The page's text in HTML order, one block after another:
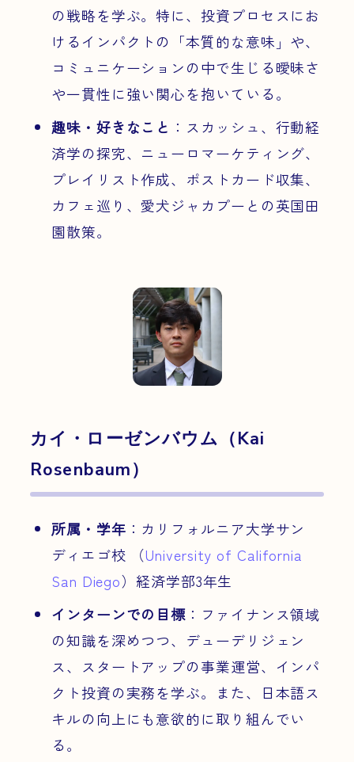
の戦略を学ぶ。特に、投資プロセスにお
けるインパクトの「本質的な意味」や、
コミュニケーションの中で生じる曖昧さ
や一貫性に強い関心を抱いている。
趣味・好きなこと ：スカッシュ、行動経
済学の探究、ニューロマーケティング、
プレイリスト作成、ポストカード収集、
カフェ巡り、愛犬ジャカプーとの英国田
園散策。
カイ・ローゼンバウム（Kai
Rosenbaum）
所属・学年 ：カリフォルニア大学サン
ディエゴ校 （University of California
San Diego）経済学部3年生
インターンでの目標 ：ファイナンス領域
の知識を深めつつ、デューデリジェン
ス、スタートアップの事業運営、インパ
クト投資の実務を学ぶ。また、日本語ス
キルの向上にも意欲的に取り組んでい
る。